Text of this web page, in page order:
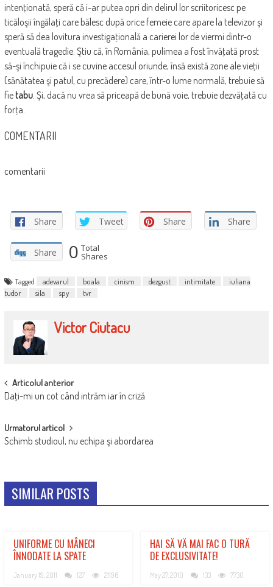
intenţionată, speră că i-ar putea opri din delirul lor scriitoricesc pe
ticăloşii îngălaţi care bălesc după orice femeie care apare la televizor şi
speră să dea lovitura investigaţională a carierei lor de viermi dintr-o
eventuală tragedie. Ştiu că, în România, pulimea a fost învăţată prost
să-şi închipuie că i se cuvine accesul oriunde, însă există zone ale vieţii
(sănătatea şi patul, cu precădere) care, într-o lume normală, trebuie să
fie tabu. Şi, dacă nu vrea să priceapă de bună voie, trebuie dezvăţată cu
forţa.
COMENTARII
comentarii
Share Tweet Share Share
Share 0 Total
Shares
Tagged adevarul boala cinism dezgust intimitate
iuliana
tudor
sila spy tvr
Victor Ciutacu
POST
NAVIGATION
Articolul anterior
Daţi-mi un cot când intrăm iar în criză
Urmatorul articol
Schimb studioul, nu echipa şi abordarea
SIMILAR POSTS
UNIFORME CU MÂNECI
ÎNNODATE LA SPATE
January 19, 2011 127 21196
HAI SĂ VĂ MAI FAC O TURĂ
DE EXCLUSIVITATE!
May 27, 2010 133 7730